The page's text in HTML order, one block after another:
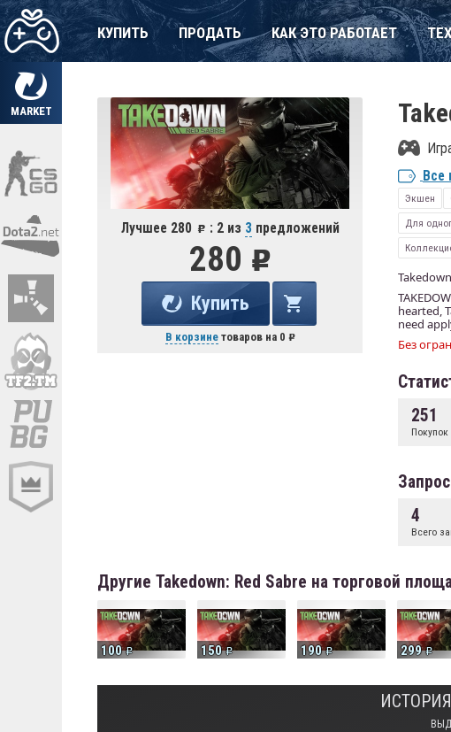
MARKET
КУПИТЬ ПРОДАТЬ КАК ЭТО РАБОТАЕТ
Лучшее 280 : 2 из 3 предложений
280
Купить
В корзинетоваров на 0
Все
Экшен
Для
hearted,
need
Без
251
Покупок
4
Всего
Другие Takedown: Red Sabre на торговой
100 150 190 299
ИСТОРИЯ